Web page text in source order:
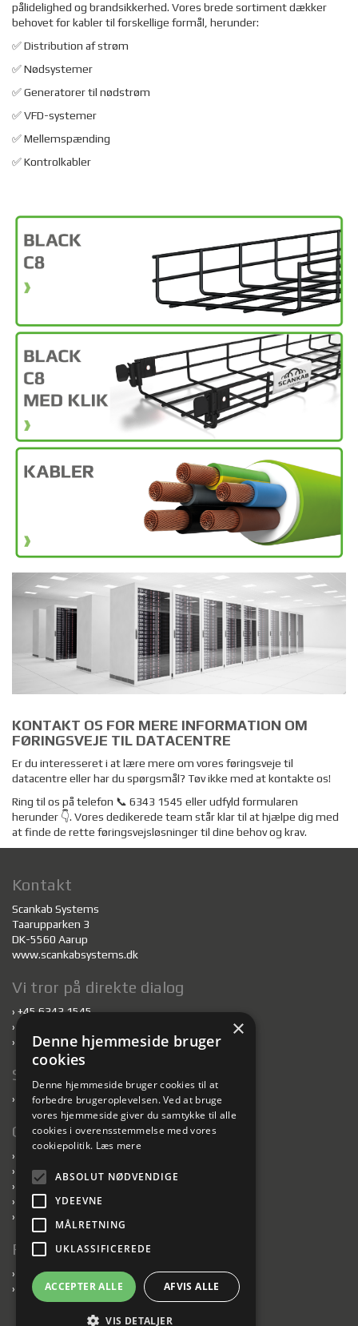
pålidelighed og brandsikkerhed. Vores brede sortiment dækker
behovet for kabler til forskellige formål, herunder:
✅ Distribution af strøm
✅ Nødsystemer
✅ Generatorer til nødstrøm
✅ VFD-systemer
✅ Mellemspænding
✅ Kontrolkabler
KONTAKT OS FOR MERE INFORMATION OM
FØRINGSVEJE TIL DATACENTRE
Er du interesseret i at lære mere om vores føringsveje til
datacentre eller har du spørgsmål? Tøv ikke med at kontakte os!
Ring til os på telefon 📞 6343 1545 eller udfyld formularen
herunder 👇. Vores dedikerede team står klar til at hjælpe dig med
at finde de rette føringsvejsløsninger til dine behov og krav.
Kontakt
Scankab Systems
Taarupparken 3
DK-5560 Aarup
www.scankabsystems.dk
Vi tror på direkte dialog
› +45 6343 1545
›
›
Medarbejdere
Sustainability
› Bæredygtighed
Genveje
›
›
Downloads
›
Presse
›
Privatlivspolitik
›
Salgs- og leveringsbetingelser
Følg med
›
Nyheder
›
Tilmeld nyhedsbrev
×
Denne hjemmeside bruger
cookies
Denne hjemmeside bruger cookies til at
forbedre brugeroplevelsen. Ved at bruge
vores hjemmeside giver du samtykke til alle
cookies i overensstemmelse med vores
cookiepolitik. Læs mere
ABSOLUT NØDVENDIGE
YDEEVNE
MÅLRETNING
UKLASSIFICEREDE
ACCEPTER ALLE AFVIS ALLE
VIS DETALJER